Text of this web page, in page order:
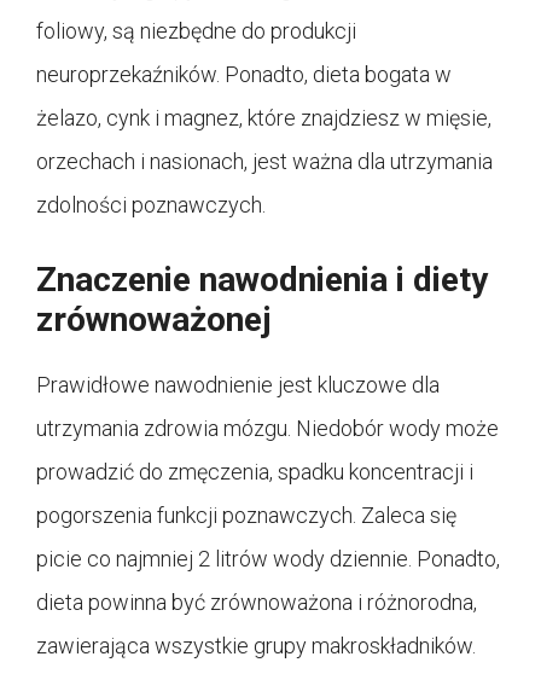
foliowy, są niezbędne do produkcji
neuroprzekaźników. Ponadto, dieta bogata w
żelazo, cynk i magnez, które znajdziesz w mięsie,
orzechach i nasionach, jest ważna dla utrzymania
zdolności poznawczych.
Znaczenie nawodnienia i diety
zrównoważonej
Prawidłowe nawodnienie jest kluczowe dla
utrzymania zdrowia mózgu. Niedobór wody może
prowadzić do zmęczenia, spadku koncentracji i
pogorszenia funkcji poznawczych. Zaleca się
picie co najmniej 2 litrów wody dziennie. Ponadto,
dieta powinna być zrównoważona i różnorodna,
zawierająca wszystkie grupy makroskładników.